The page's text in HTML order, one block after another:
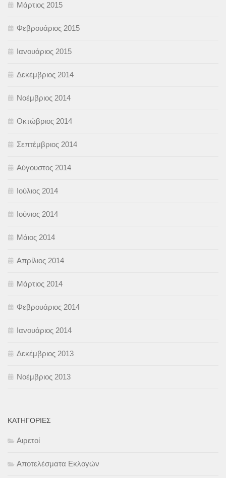
Μάρτιος 2015
Φεβρουάριος 2015
Ιανουάριος 2015
Δεκέμβριος 2014
Νοέμβριος 2014
Οκτώβριος 2014
Σεπτέμβριος 2014
Αύγουστος 2014
Ιούλιος 2014
Ιούνιος 2014
Μάιος 2014
Απρίλιος 2014
Μάρτιος 2014
Φεβρουάριος 2014
Ιανουάριος 2014
Δεκέμβριος 2013
Νοέμβριος 2013
KΑΤΗΓΟΡΊΕΣ
Αιρετοί
Αποτελέσματα Εκλογών